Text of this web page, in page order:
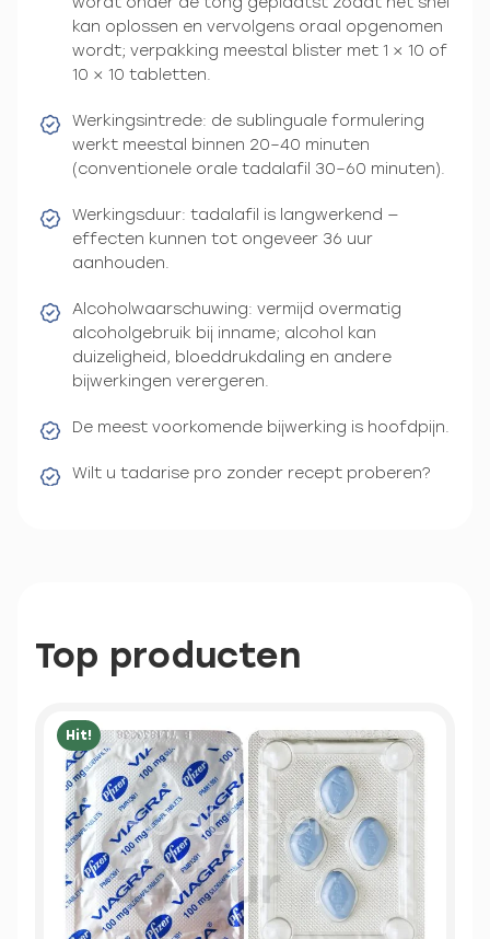
kan oplossen en vervolgens oraal opgenomen
wordt; verpakking meestal blister met 1 × 10 of
10 × 10 tabletten.
Werkingsintrede: de sublinguale formulering
werkt meestal binnen 20–40 minuten
(conventionele orale tadalafil 30–60 minuten).
Werkingsduur: tadalafil is langwerkend —
effecten kunnen tot ongeveer 36 uur
aanhouden.
Alcoholwaarschuwing: vermijd overmatig
alcoholgebruik bij inname; alcohol kan
duizeligheid, bloeddrukdaling en andere
bijwerkingen verergeren.
De meest voorkomende bijwerking is hoofdpijn.
Wilt u tadarise pro zonder recept proberen?
Top producten
Hit!